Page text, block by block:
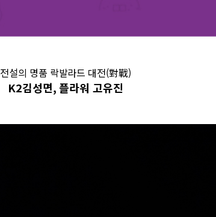
전설의 명품 락발라드 대전(對戰)
K2김성면, 플라워 고유진